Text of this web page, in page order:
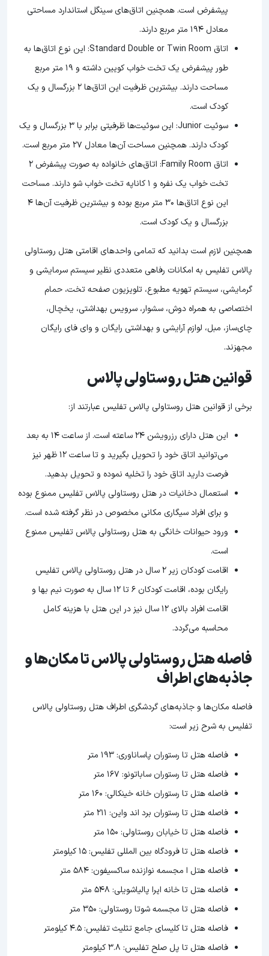
پیشفرض است. همچنین اتاق‌های سینگل استاندارد مساحتی
معادل 194 متر مربع دارند.
اتاق Standard Double or Twin Room: این نوع اتاق‌ها به
طور پیشفرض یک تخت خواب کویین داشته و 19 متر مربع
مساحت دارند. بیشترین ظرفیت این اتاق‌ها 2 بزرگسال و یک
کودک است.
سوئیت Junior: این سوئیت‌ها ظرفیتی برابر با 3 بزرگسال و یک
کودک دارند. همچنین مساحت آن‌ها معادل 27 متر مربع است.
اتاق Family Room: اتاق‌های خانواده به صورت پیشفرض 2
تخت خواب یک نفره و 1 کاناپه تخت خواب شو دارند. مساحت
این نوع اتاق‌ها 30 متر مربع بوده و بیشترین ظرفیت آن‌ها 4
بزرگسال و یک کودک است.
همچنین لازم است بدانید که تمامی واحدهای اقامتی هتل روستاولی
پالاس تفلیس به امکانات رفاهی متعددی نظیر سیستم سرمایشی و
گرمایشی، سیستم تهویه مطبوع، تلویزیون صفحه تخت، حمام
اختصاصی به همراه دوش، سشوار، سرویس بهداشتی، یخچال،
چای‌ساز، مبل، لوازم آرایشی و بهداشتی رایگان و وای فای رایگان
مجهزند.
قوانین هتل روستاولی پالاس
برخی از قوانین هتل روستاولی پالاس تفلیس عبارتند از:
این هتل دارای رزرویشن 24 ساعته است. از ساعت 14 به بعد
می‌توانید اتاق خود را تحویل بگیرید و تا ساعت 12 ظهر نیز
فرصت دارید اتاق خود را تخلیه نموده و تحویل بدهید.
استعمال دخانیات در هتل روستاولی پالاس تفلیس ممنوع بوده
و برای افراد سیگاری مکانی مخصوص در نظر گرفته شده است.
ورود حیوانات خانگی به هتل روستاولی پالاس تفلیس ممنوع
است.
اقامت کودکان زیر 2 سال در هتل روستاولی پالاس تفلیس
رایگان بوده، اقامت کودکان 6 تا 12 سال به صورت نیم بها و
اقامت افراد بالای 12 سال نیز در این هتل با هزینه کامل
محاسبه می‌گردد.
فاصله هتل روستاولی پالاس تا مکان‌ها و
جاذبه‌های اطراف
فاصله مکان‌ها و جاذبه‌های گردشگری اطراف هتل روستاولی پالاس
تفلیس به شرح زیر است:
فاصله هتل تا رستوران پاساناوری: 193 متر
فاصله هتل تا رستوران ساباتونو: 167 متر
فاصله هتل تا رستوران خانه خینکالی: 160 متر
فاصله هتل تا رستوران برد اند واین: 211 متر
فاصله هتل تا خیابان روستاولی: 150 متر
فاصله هتل تا فرودگاه بین المللی تفلیس: 15 کیلومتر
فاصله هتل ا مجسمه نوازنده ساکسیفون: 584 متر
فاصله هتل تا خانه اپرا پالیاشویلی: 548 متر
فاصله هتل تا مجسمه شوتا روستاولی: 350 متر
فاصله هتل تا کلیسای جامع تثلیث تفلیس: ۴.۵ کیلومتر
فاصله هتل تا پل صلح تفلیس: 3.8 کیلومتر